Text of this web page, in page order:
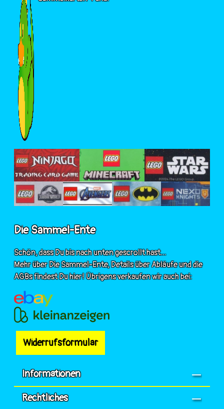
Die Sammel-Ente
Schön, dass Du bis nach unten gescrollt hast...
Mehr über Die Sammel-Ente, Details über Abläufe und die
AGBs findest Du hier! Übrigens verkaufen wir auch bei:
Widerrufsformular
Informationen
Rechtliches